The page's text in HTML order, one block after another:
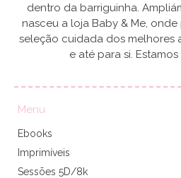
dentro da barriguinha.
nasceu a loja Baby & Me,
seleção cuidada dos melhores
e até para si.
Menu
Ebooks
Imprimíveis
Sessões 5D/8k